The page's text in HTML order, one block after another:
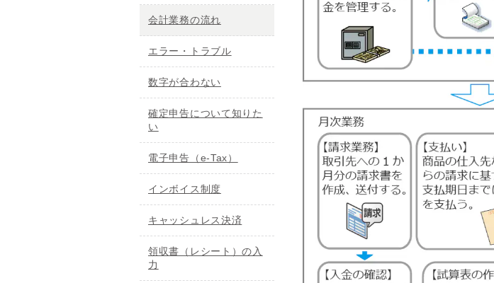
会計業務の流れ
エラー・トラブル
数字が合わない
確定申告について知りた
い
電子申告（e-Tax）
インボイス制度
キャッシュレス決済
領収書（レシート）の入
力